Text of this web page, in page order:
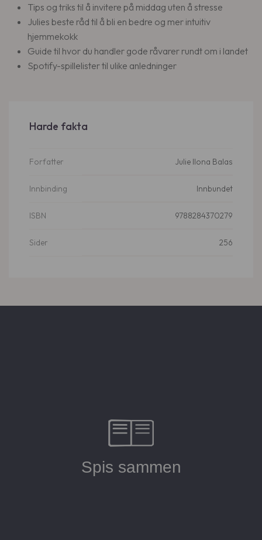
Tips og triks til å invitere på middag uten å stresse
Julies beste råd til å bli en bedre og mer intuitiv
hjemmekokk
Guide til hvor du handler gode råvarer rundt om i landet
Spotify-spillelister til ulike anledninger
Harde fakta
Forfatter Julie Ilona Balas
Innbinding Innbundet
ISBN 9788284370279
Sider 256